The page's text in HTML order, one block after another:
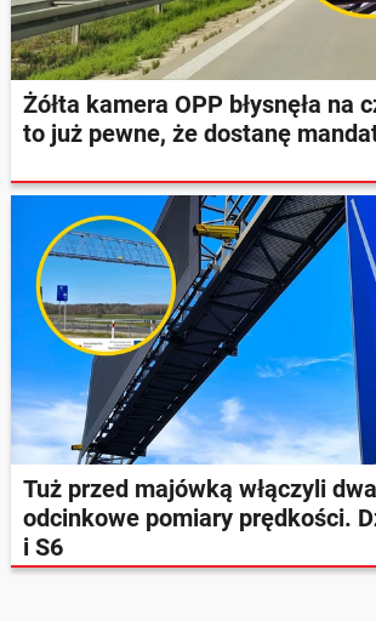
Żółta kamera OPP błysnęła na
to już pewne, że dostanę
Tuż przed majówką włączyli
odcinkowe pomiary prędkości.
i S6